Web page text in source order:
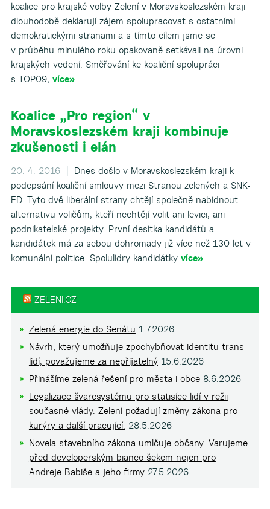
koalice pro krajské volby Zelení v Moravskoslezském kraji
dlouhodobě deklarují zájem spolupracovat s ostatními
demokratickými stranami a s tímto cílem jsme se
v průběhu minulého roku opakovaně setkávali na úrovni
krajských vedení. Směřování ke koaliční spolupráci
s TOP09, více»
Koalice „Pro region“ v
Moravskoslezském kraji kombinuje
zkušenosti i elán
20. 4. 2016 |
Dnes došlo v Moravskoslezském kraji k
podepsání koaliční smlouvy mezi Stranou zelených a SNK­-
ED. Tyto dvě liberální strany chtějí společně nabídnout
alternativu voličům, kteří nechtějí volit ani levici, ani
podnikatelské projekty. První desítka kandidátů a
kandidátek má za sebou dohromady již více než 130 let v
komunální politice. Spolulídry kandidátky více»
ZELENI.CZ
Zelená energie do Senátu 1.7.2026
Návrh, který umožňuje zpochybňovat identitu trans
lidí, považujeme za nepřijatelný 15.6.2026
Přinášíme zelená řešení pro města i obce 8.6.2026
Legalizace švarcsystému pro statisíce lidí v režii
současné vlády. Zelení požadují změny zákona pro
kurýry a další pracující. 28.5.2026
Novela stavebního zákona umlčuje občany. Varujeme
před developerským bianco šekem nejen pro
Andreje Babiše a jeho firmy 27.5.2026